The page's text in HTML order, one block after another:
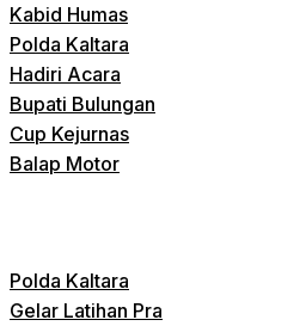
Kabid Humas
Polda Kaltara
Hadiri Acara
Bupati Bulungan
Cup Kejurnas
Balap Motor
Polda Kaltara
Gelar Latihan Pra